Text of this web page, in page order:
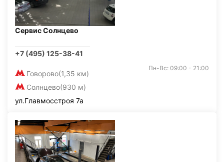
Сервис Солнцево
+7 (495) 125-38-41
Говорово(1,35 км)
Солнцево(930 м)
Пн-Вс: 09:00 - 21:00
ул.Главмосстроя 7а